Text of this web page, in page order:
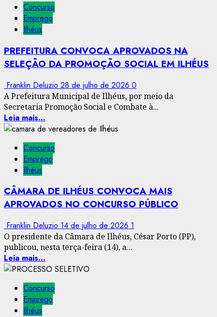
Concurso
Emprego
Ilhéus
PREFEITURA CONVOCA APROVADOS NA
SELEÇÃO DA PROMOÇÃO SOCIAL EM ILHÉUS
Franklin Deluzio 28 de julho de 2026 0
A Prefeitura Municipal de Ilhéus, por meio da
Secretaria Promoção Social e Combate à...
Leia mais...
Concurso
Emprego
Ilhéus
CÂMARA DE ILHÉUS CONVOCA MAIS
APROVADOS NO CONCURSO PÚBLICO
Franklin Deluzio 14 de julho de 2026 1
O presidente da Câmara de Ilhéus, César Porto (PP),
publicou, nesta terça-feira (14), a...
Leia mais...
Concurso
Emprego
Ilhéus